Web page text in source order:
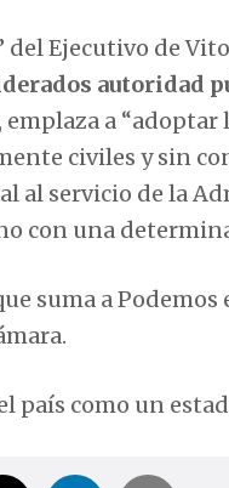
Ejecutivo de
autoridad
a “adoptar
civiles y sin
al servicio de la
con una
suma a
país como un